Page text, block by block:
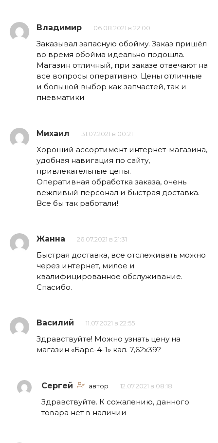
Владимир 06.08.2021 в 22:00
Заказывал запасную обойму. Заказ пришёл
во время обойма идеально подошла.
Магазин отличный, при заказе отвечают на
все вопросы оперативно. Цены отличные
и большой выбор как запчастей, так и
пневматики
Михаил 31.07.2021 в 00:21
Хороший ассортимент интернет-магазина,
удобная навигация по сайту,
привлекательные цены.
Оперативная обработка заказа, очень
вежливый персонал и быстрая доставка.
Все бы так работали!
Жанна 26.07.2021 в 21:31
Быстрая доставка, все отслеживать можно
через интернет, милое и
квалифицированное обслуживание.
Спасибо.
Василий 11.07.2021 в 22:55
Здравствуйте! Можно узнать цену на
магазин «Барс-4-1» кал. 7,62х39?
Сергей автор 12.07.2021 в 08:18
Здравствуйте. К сожалению, данного
товара нет в наличии